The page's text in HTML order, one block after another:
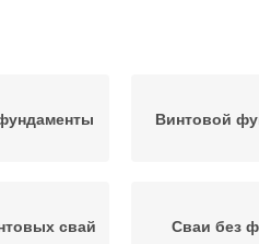
Винтовой
свай Сваи без